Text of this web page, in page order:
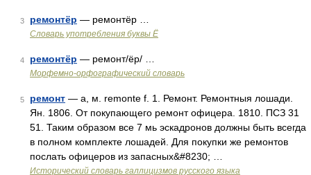
3 ремонтёр — ремонтёр …
Словарь употребления буквы Ё
4 ремонтёр — ремонт/ёр/ …
Морфемно-орфографический словарь
5 ремонт — а, м. remonte f. 1. Ремонт. Ремонтныя лошади.
Ян. 1806. От покупающего ремонт офицера. 1810. ПСЗ 31
51. Таким образом все 7 мь эскадронов должны быть всегда
в полном комплекте лошадей. Для покупки же ремонтов
послать офицеров из запасных&#8230; …
Исторический словарь галлицизмов русского языка